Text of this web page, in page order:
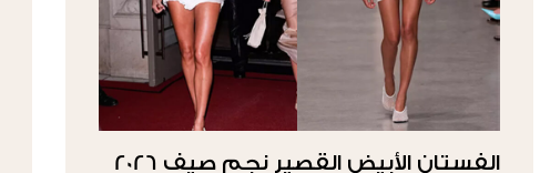
الفستان الأبيض القصير نجم صيف 2026